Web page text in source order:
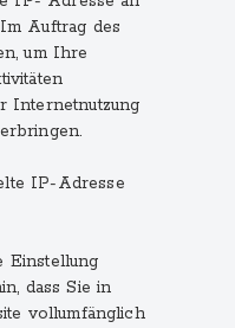
Auftrag des
um Ihre
Internetnutzung
IP-Adresse
Einstellung
dass Sie in
vollumfänglich